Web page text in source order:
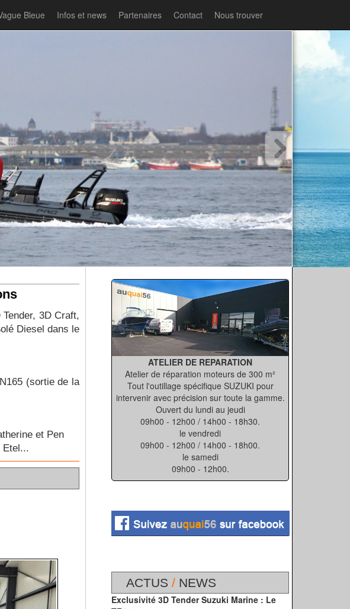
Bleue Infos et news Partenaires Contact Nous trouver
3D Craft,
Diesel dans le
(sortie de la
et Pen
Etel...
ATELIER DE REPARATION
Atelier de réparation moteurs de 300 m²
Tout l'outillage spécifique SUZUKI pour
intervenir avec précision sur toute la gamme.
Ouvert du lundi au jeudi
09h00 - 12h00 / 14h00 - 18h30.
le vendredi
09h00 - 12h00 / 14h00 - 18h00.
le samedi
09h00 - 12h00.
ACTUS / NEWS
Exclusivité 3D Tender Suzuki Marine : Le